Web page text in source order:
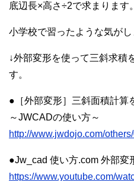
底辺長×高さ÷2で求まります。
小学校で習ったような気がし
↓外部変形を使って三斜求積
す。
●［外部変形］三斜面積計算
～JWCADの使い方～
http://www.jwdojo.com/
●Jw_cad 使い方.com 外部変
https://www.youtube.com/